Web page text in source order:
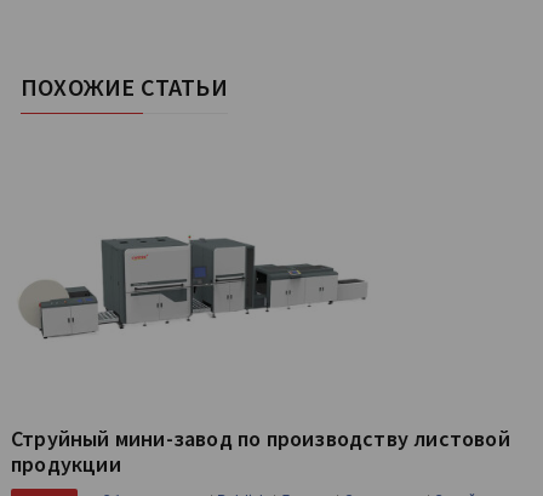
ПОХОЖИЕ СТАТЬИ
Струйный мини-завод по производству листовой
продукции